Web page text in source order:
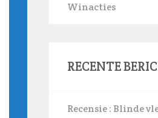
Winacties
RECENTE
Recensie : Blinde